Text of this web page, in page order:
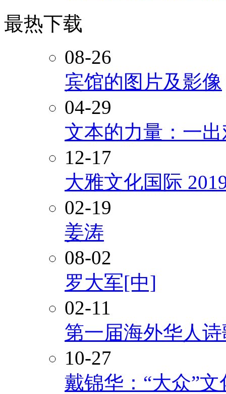
最热下载
08-26
宾馆的图片及影像
04-29
文本的力量：一
12-17
大雅文化国际
02-19
姜涛
08-02
罗大军[中]
02-11
第一届海外华人
10-27
戴锦华：“大众”